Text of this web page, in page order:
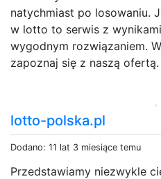
natychmiast po losowaniu.
w lotto to serwis z
wygodnym rozwiązaniem.
zapoznaj się z naszą ofertą.
lotto-polska.pl
Dodano: 11 lat 3 miesiące temu
Przedstawiamy niezwykle